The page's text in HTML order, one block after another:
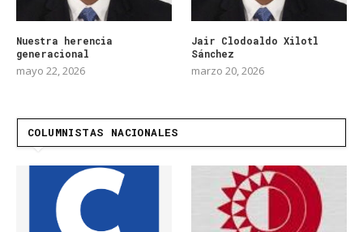
Nuestra herencia
generacional
mayo 22, 2026
Jair Clodoaldo Xilotl
Sánchez
marzo 20, 2026
COLUMNISTAS NACIONALES